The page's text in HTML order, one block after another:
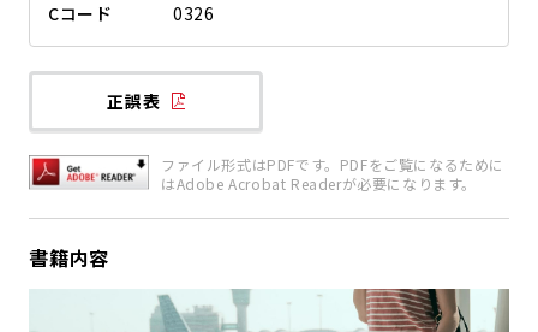
Cコード
0326
正誤表
ファイル形式はPDFです。PDFをご覧になるために
はAdobe Acrobat Readerが必要になります。
書籍内容